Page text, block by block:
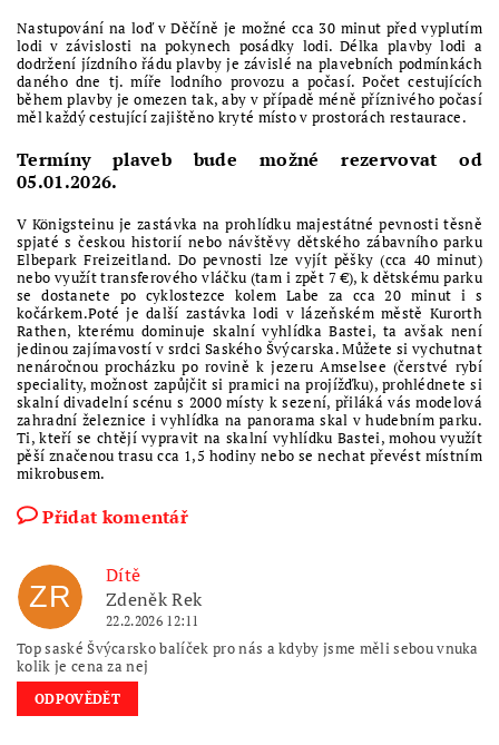
Nastupování na loď v Děčíně je možné cca 30 minut před vyplutím
lodi v závislosti na pokynech posádky lodi. Délka plavby lodi a
dodržení jízdního řádu plavby je závislé na plavebních podmínkách
daného dne tj. míře lodního provozu a počasí. Počet cestujících
během plavby je omezen tak, aby v případě méně příznivého počasí
měl každý cestující zajištěno kryté místo v prostorách restaurace.
Termíny plaveb bude možné rezervovat od
05.01.2026.
V Königsteinu je zastávka na prohlídku majestátné pevnosti těsně
spjaté s českou historií nebo návštěvy dětského zábavního parku
Elbepark Freizeitland. Do pevnosti lze vyjít pěšky (cca 40 minut)
nebo využít transferového vláčku (tam i zpět 7 €), k dětskému parku
se dostanete po cyklostezce kolem Labe za cca 20 minut i s
kočárkem.Poté je další zastávka lodi v lázeňském městě Kurorth
Rathen, kterému dominuje skalní vyhlídka Bastei, ta avšak není
jedinou zajímavostí v srdci Saského Švýcarska. Můžete si vychutnat
nenáročnou procházku po rovině k jezeru Amselsee (čerstvé rybí
speciality, možnost zapůjčit si pramici na projížďku), prohlédnete si
skalní divadelní scénu s 2000 místy k sezení, přiláká vás modelová
zahradní železnice i vyhlídka na panorama skal v hudebním parku.
Ti, kteří se chtějí vypravit na skalní vyhlídku Bastei, mohou využít
pěší značenou trasu cca 1,5 hodiny nebo se nechat převést místním
mikrobusem.
Přidat komentář
ZR
Dítě
Zdeněk Rek
22.2.2026 12:11
Top saské Švýcarsko balíček pro nás a kdyby jsme měli sebou vnuka
kolik je cena za nej
ODPOVĚDĚT